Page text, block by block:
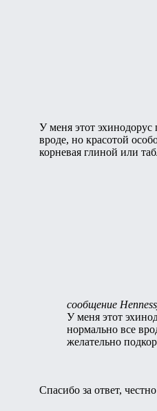
У меня этот
вроде, но красотой
корневая глиной или
сообщение
У меня этот
нормально все
желательно
Спасибо за ответ,